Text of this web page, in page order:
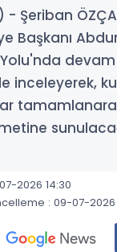
- Şeriban
Başkanı
inceleyerek,
2026 14:30
: 09-07-2026